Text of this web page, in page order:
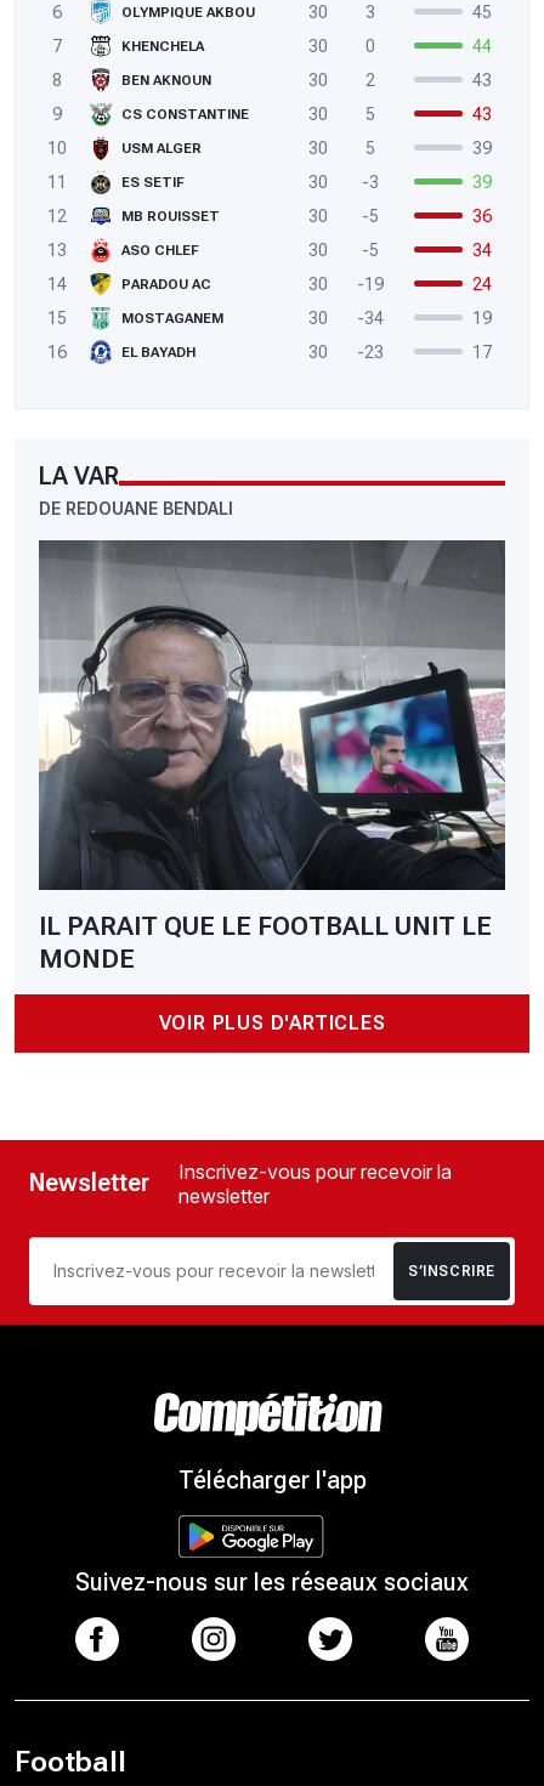
6
OLYMPIQUE AKBOU 30 3
45
7
KHENCHELA 30 0
44
8
BEN AKNOUN 30 2
43
9
CS CONSTANTINE 30 5
43
10
USM ALGER 30 5
39
11
ES SETIF 30 -3
39
12
MB ROUISSET 30 -5
36
13
ASO CHLEF 30 -5
34
14
PARADOU AC 30 -19
24
15
MOSTAGANEM 30 -34
19
16
EL BAYADH 30 -23 17
LA VAR
DE REDOUANE BENDALI
IL PARAIT QUE LE FOOTBALL UNIT LE
MONDE
VOIR PLUS D'ARTICLES
Newsletter
Inscrivez-vous pour recevoir la
newsletter
S’INSCRIRE
Télécharger l'app
Suivez-nous sur les réseaux sociaux
Football